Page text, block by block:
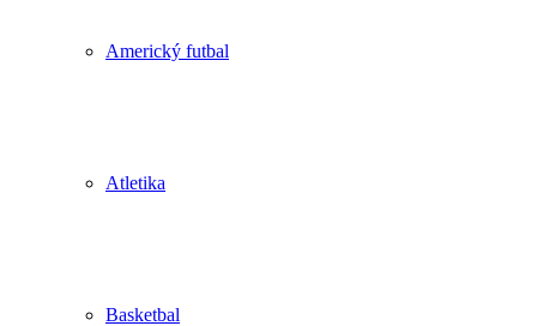
Americký futbal
Atletika
Basketbal